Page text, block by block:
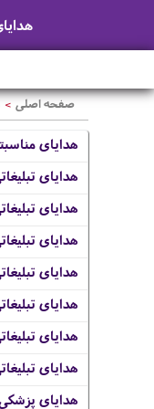
صفحه اصلی >
هدایای
هدایای
هدایای
هدایای
هدایای
هدایای
هدایای
هدایای
هدایای